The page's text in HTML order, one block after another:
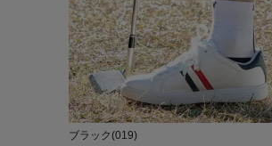
ブラック(019)